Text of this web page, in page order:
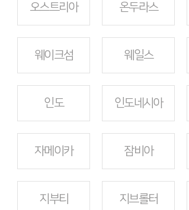
오스트리아 온두라스
웨이크섬 웨일스
인도 인도네시아
자메이카 잠비아
지부티 지브롤터